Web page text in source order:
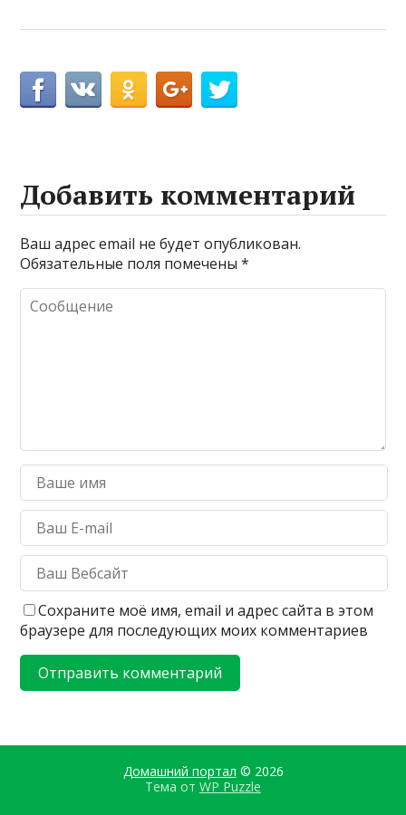
Добавить комментарий
Ваш адрес email не будет опубликован.
Обязательные поля помечены*
Сохраните моё имя, email и адрес сайта в этом
браузере для последующих моих комментариев
Домашний портал © 2026
Тема от WP Puzzle